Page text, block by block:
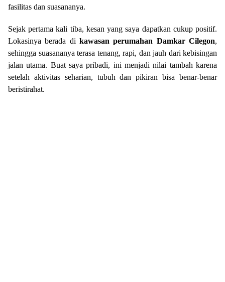
fasilitas dan suasananya.
Sejak pertama kali tiba, kesan yang saya dapatkan cukup positif.
Lokasinya berada di kawasan perumahan Damkar Cilegon,
sehingga suasananya terasa tenang, rapi, dan jauh dari kebisingan
jalan utama. Buat saya pribadi, ini menjadi nilai tambah karena
setelah aktivitas seharian, tubuh dan pikiran bisa benar-benar
beristirahat.